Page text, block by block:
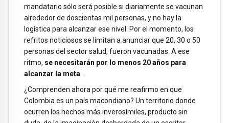
mandatario sólo será posible si diariamente se vacunan
alrededor de doscientas mil personas, y no hay la
logística para alcanzar ese nivel. Por el momento, los
refritos noticiosos se limitan a anunciar que 20, 30 o 50
personas del sector salud, fueron vacunadas. A ese
ritmo, se necesitarán por lo menos 20 años para
alcanzar la meta
¿Comprenden ahora por qué me reafirmo en que
Colombia es un país macondiano? Un territorio donde
ocurren los hechos más inverosímiles, producto sin